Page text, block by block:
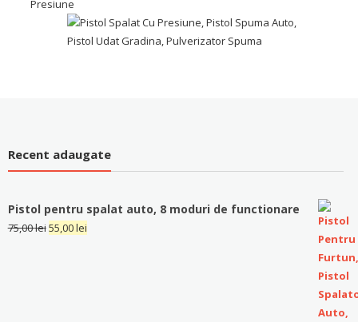
Recent adaugate
Pistol pentru spalat auto, 8 moduri de functionare
75,00lei55,00lei